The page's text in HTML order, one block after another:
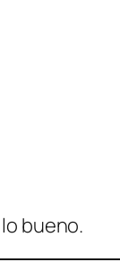
bueno.